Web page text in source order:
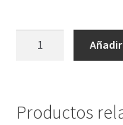
cantidad
Productos